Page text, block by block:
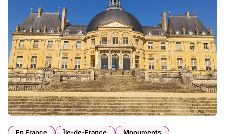
En France Île-de-France Monuments